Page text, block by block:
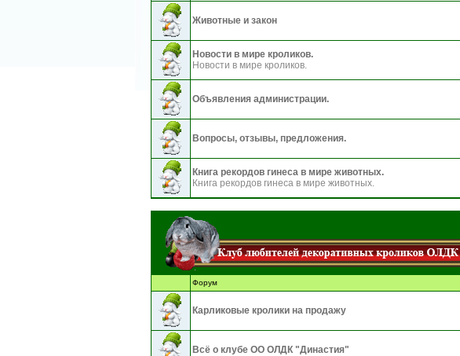
Животные и закон
Новости в мире кроликов.
Новости в мире кроликов.
Объявления администрации.
Вопросы, отзывы, предложения.
Книга рекордов гинеса в мире животных.
Книга рекордов гинеса в мире животных.
Форум
Карликовые кролики на продажу
Всё о клубе ОО ОЛДК "Династия"